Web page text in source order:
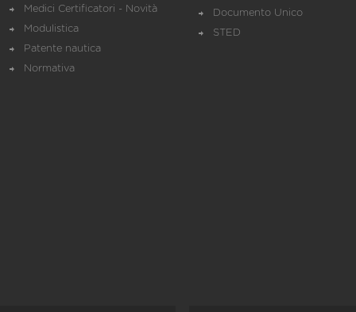
Medici Certificatori - Novità
Modulistica
Patente nautica
Normativa
Documento Unico
STED